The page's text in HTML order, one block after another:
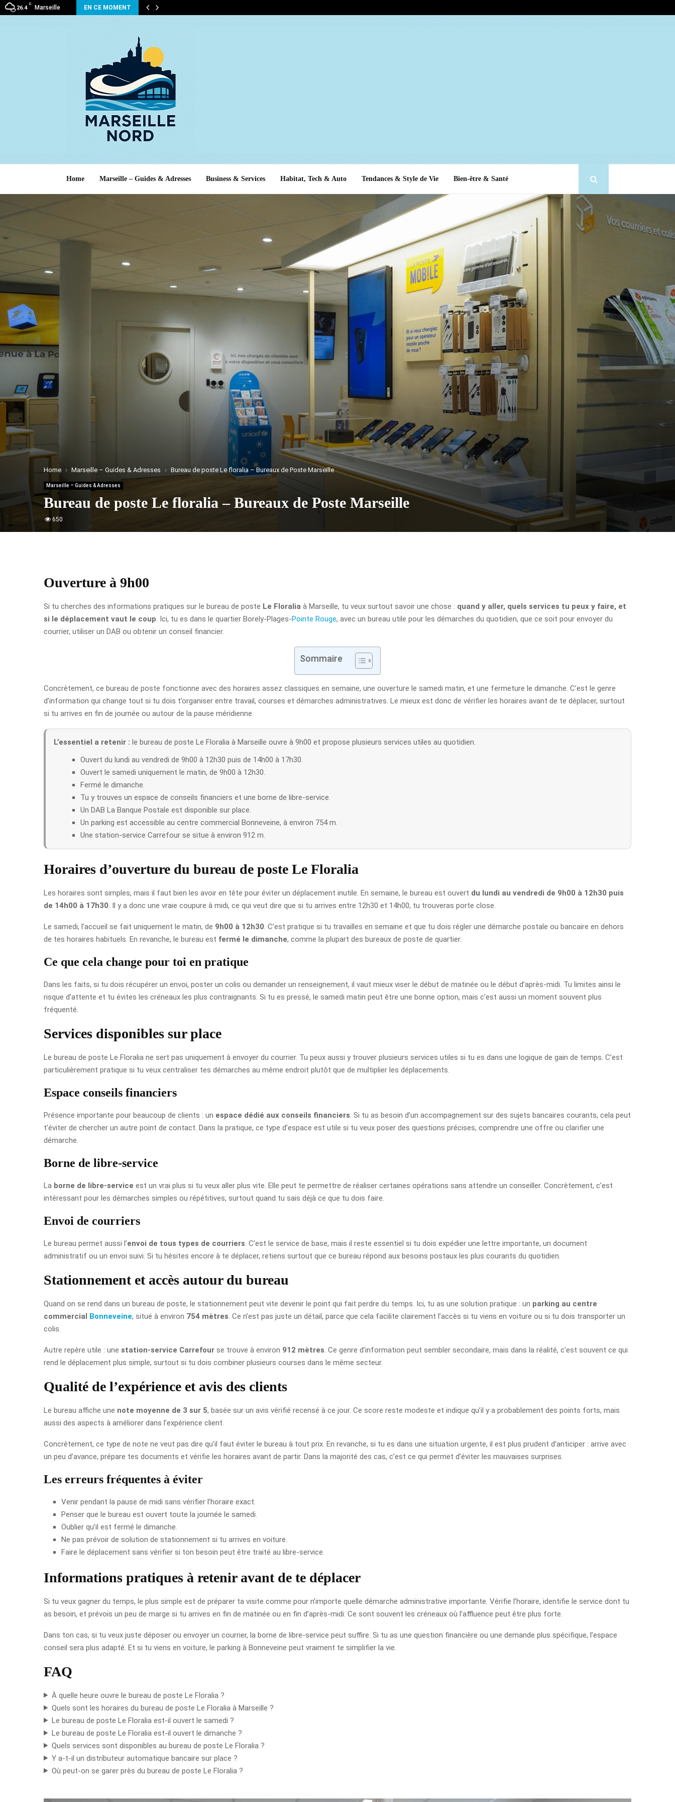
26.4
C
Marseille EN CE MOMENT
Home Marseille – Guides & Adresses Business & Services Habitat, Tech & Auto Tendances & Style de Vie Bien-être & Santé
Home Marseille – Guides & Adresses Bureau de poste Le floralia – Bureaux de Poste Marseille
Marseille – Guides & Adresses
Bureau de poste Le floralia – Bureaux de Poste Marseille
650
Ouverture à 9h00
Si tu cherches des informations pratiques sur le bureau de poste Le Floralia à Marseille, tu veux surtout savoir une chose : quand y aller, quels services tu peux y faire, et
si le déplacement vaut le coup . Ici, tu es dans le quartier Borely-Plages-Pointe Rouge, avec un bureau utile pour les démarches du quotidien, que ce soit pour envoyer du
courrier, utiliser un DAB ou obtenir un conseil financier.
Sommaire
Concrètement, ce bureau de poste fonctionne avec des horaires assez classiques en semaine, une ouverture le samedi matin, et une fermeture le dimanche. C’est le genre
d’information qui change tout si tu dois t’organiser entre travail, courses et démarches administratives. Le mieux est donc de vérifier les horaires avant de te déplacer, surtout
si tu arrives en fin de journée ou autour de la pause méridienne.
L’essentiel a retenir : le bureau de poste Le Floralia à Marseille ouvre à 9h00 et propose plusieurs services utiles au quotidien.
Ouvert du lundi au vendredi de 9h00 à 12h30 puis de 14h00 à 17h30.
Ouvert le samedi uniquement le matin, de 9h00 à 12h30.
Fermé le dimanche.
Tu y trouves un espace de conseils financiers et une borne de libre-service.
Un DAB La Banque Postale est disponible sur place.
Un parking est accessible au centre commercial Bonneveine, à environ 754 m.
Une station-service Carrefour se situe à environ 912 m.
Horaires d’ouverture du bureau de poste Le Floralia
Les horaires sont simples, mais il faut bien les avoir en tête pour éviter un déplacement inutile. En semaine, le bureau est ouvert du lundi au vendredi de 9h00 à 12h30 puis
de 14h00 à 17h30 . Il y a donc une vraie coupure à midi, ce qui veut dire que si tu arrives entre 12h30 et 14h00, tu trouveras porte close.
Le samedi, l’accueil se fait uniquement le matin, de 9h00 à 12h30 . C’est pratique si tu travailles en semaine et que tu dois régler une démarche postale ou bancaire en dehors
de tes horaires habituels. En revanche, le bureau est fermé le dimanche, comme la plupart des bureaux de poste de quartier.
Ce que cela change pour toi en pratique
Dans les faits, si tu dois récupérer un envoi, poster un colis ou demander un renseignement, il vaut mieux viser le début de matinée ou le début d’après-midi. Tu limites ainsi le
risque d’attente et tu évites les créneaux les plus contraignants. Si tu es pressé, le samedi matin peut être une bonne option, mais c’est aussi un moment souvent plus
fréquenté.
Services disponibles sur place
Le bureau de poste Le Floralia ne sert pas uniquement à envoyer du courrier. Tu peux aussi y trouver plusieurs services utiles si tu es dans une logique de gain de temps. C’est
particulièrement pratique si tu veux centraliser tes démarches au même endroit plutôt que de multiplier les déplacements.
Espace conseils financiers
Présence importante pour beaucoup de clients : un espace dédié aux conseils financiers . Si tu as besoin d’un accompagnement sur des sujets bancaires courants, cela peut
t’éviter de chercher un autre point de contact. Dans la pratique, ce type d’espace est utile si tu veux poser des questions précises, comprendre une offre ou clarifier une
démarche.
Borne de libre-service
La borne de libre-service est un vrai plus si tu veux aller plus vite. Elle peut te permettre de réaliser certaines opérations sans attendre un conseiller. Concrètement, c’est
intéressant pour les démarches simples ou répétitives, surtout quand tu sais déjà ce que tu dois faire.
Envoi de courriers
Le bureau permet aussi l’envoi de tous types de courriers . C’est le service de base, mais il reste essentiel si tu dois expédier une lettre importante, un document
administratif ou un envoi suivi. Si tu hésites encore à te déplacer, retiens surtout que ce bureau répond aux besoins postaux les plus courants du quotidien.
Stationnement et accès autour du bureau
Quand on se rend dans un bureau de poste, le stationnement peut vite devenir le point qui fait perdre du temps. Ici, tu as une solution pratique : un parking au centre
commercial Bonneveine, situé à environ 754 mètres . Ce n’est pas juste un détail, parce que cela facilite clairement l’accès si tu viens en voiture ou si tu dois transporter un
colis.
Autre repère utile : une station-service Carrefour se trouve à environ 912 mètres . Ce genre d’information peut sembler secondaire, mais dans la réalité, c’est souvent ce qui
rend le déplacement plus simple, surtout si tu dois combiner plusieurs courses dans le même secteur.
Qualité de l’expérience et avis des clients
Le bureau affiche une note moyenne de 3 sur 5, basée sur un avis vérifié recensé à ce jour. Ce score reste modeste et indique qu’il y a probablement des points forts, mais
aussi des aspects à améliorer dans l’expérience client.
Concrètement, ce type de note ne veut pas dire qu’il faut éviter le bureau à tout prix. En revanche, si tu es dans une situation urgente, il est plus prudent d’anticiper : arrive avec
un peu d’avance, prépare tes documents et vérifie les horaires avant de partir. Dans la majorité des cas, c’est ce qui permet d’éviter les mauvaises surprises.
Les erreurs fréquentes à éviter
Venir pendant la pause de midi sans vérifier l’horaire exact.
Penser que le bureau est ouvert toute la journée le samedi.
Oublier qu’il est fermé le dimanche.
Ne pas prévoir de solution de stationnement si tu arrives en voiture.
Faire le déplacement sans vérifier si ton besoin peut être traité au libre-service.
Informations pratiques à retenir avant de te déplacer
Si tu veux gagner du temps, le plus simple est de préparer ta visite comme pour n’importe quelle démarche administrative importante. Vérifie l’horaire, identifie le service dont tu
as besoin, et prévois un peu de marge si tu arrives en fin de matinée ou en fin d’après-midi. Ce sont souvent les créneaux où l’affluence peut être plus forte.
Dans ton cas, si tu veux juste déposer ou envoyer un courrier, la borne de libre-service peut suffire. Si tu as une question financière ou une demande plus spécifique, l’espace
conseil sera plus adapté. Et si tu viens en voiture, le parking à Bonneveine peut vraiment te simplifier la vie.
FAQ
À quelle heure ouvre le bureau de poste Le Floralia ?
Quels sont les horaires du bureau de poste Le Floralia à Marseille ?
Le bureau de poste Le Floralia est-il ouvert le samedi ?
Le bureau de poste Le Floralia est-il ouvert le dimanche ?
Quels services sont disponibles au bureau de poste Le Floralia ?
Y a-t-il un distributeur automatique bancaire sur place ?
Où peut-on se garer près du bureau de poste Le Floralia ?